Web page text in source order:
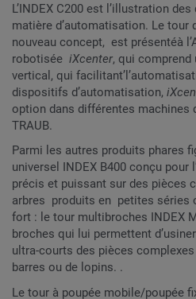
L’INDEX C200 est l’illustration
matière d’automatisation. Le tour
nouveau concept, est présentéà
robotisée iXcenter, qui comprend
vertical, qui
dispositifs d’automatisation,
option dans différentes machines
TRAUB.
Parmi les autres produits phares
universel INDEX B400 conçu pour
précis et puissant sur des pièces
arbres produits en petites séries
fort : le tour multibroches INDEX
broches qui lui permettent
ultra-courts des pièces
barres ou de lopins. .
Le tour à poupée mobile/poupée